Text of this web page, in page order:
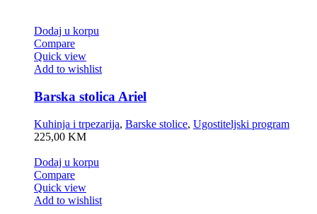
Dodaj u korpu
Compare
Quick view
Add to wishlist
Barska stolica Ariel
Kuhinja i trpezarija, Barske stolice, Ugostiteljski program
225,00 KM
Dodaj u korpu
Compare
Quick view
Add to wishlist